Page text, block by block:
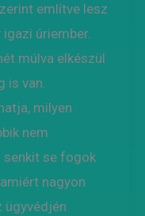
említve lesz
igazi úriember.
múlva elkészül
is van.
milyen
nem
senkit se fogok
nagyon
ügyvédjén